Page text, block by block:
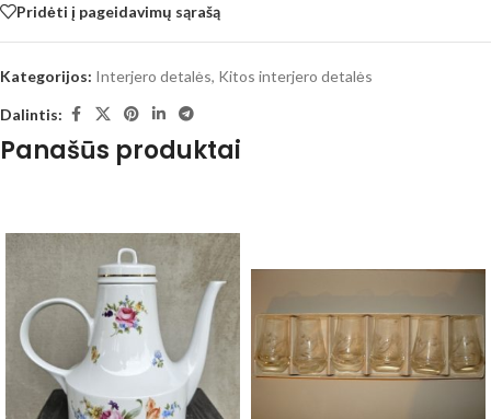
Pridėti į pageidavimų sąrašą
Kategorijos: Interjero detalės, Kitos interjero detalės
Dalintis:
Panašūs produktai